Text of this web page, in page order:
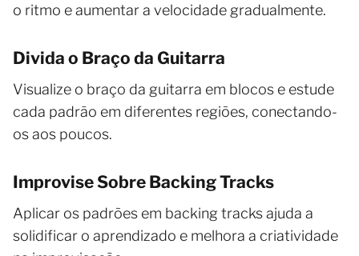
o ritmo e aumentar a velocidade gradualmente.
Divida o Braço da Guitarra
Visualize o braço da guitarra em blocos e estude
cada padrão em diferentes regiões, conectando-
os aos poucos.
Improvise Sobre Backing Tracks
Aplicar os padrões em backing tracks ajuda a
solidificar o aprendizado e melhora a criatividade